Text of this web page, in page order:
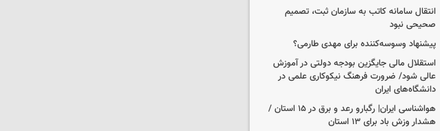
انتقال سامانه کاتب به سازمان ثبت، تصمیم
صحیحی نبود
پیشنهاد وسوسه‌کننده برای مهدی طارمی؟
استقلال مالی جایگزین بودجه دولتی در آموزش
عالی شود/ ضرورت فرهنگ نیکوکاری علمی در
دانشگاه‌های ایران
هواشناسی ایران| رگبارو رعد و برق در ۱۵ استان /
هشدار وزش باد برای ۱۳ استان‌